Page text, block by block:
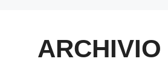
ARCHIVIO